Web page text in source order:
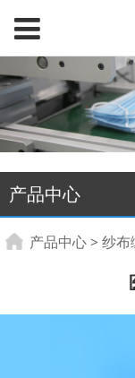
产品中心
医用纱
产品中心> 纱布